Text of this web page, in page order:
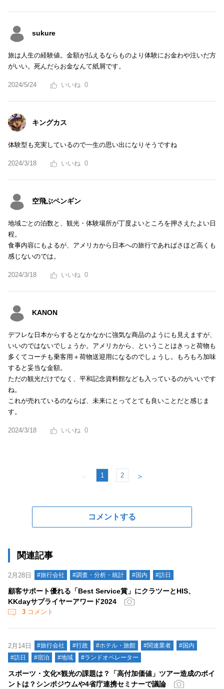
sukure
旅は人生の経験値。金額が払えるならものより体験にお金わや注いだ方
がいい。死んだらお金なんて紙屑です。
2024/5/24 0
キングカス
体験型も充実しているので一生の思い出になりそうですね
2024/3/18 0
空飛ぶペンギン
地域ごとの泊数と、観光・体験場所が丁度よいところを押さえたよい日
程。
食事内容にもよるが、アメリカから日本への旅行であればさほど高くも
感じないのでは。
2024/3/18 0
KANON
デフレな日本からするとなかなかに強気な商品のようにも見えますが、
いいのではないでしょうか。アメリカから、ということはきっと荷物も
多くてコーチも乗客用＋荷物送迎用になるのでしょうし。もろもろ加味
すると妥当な金額。
ただの観光だけでなく、平和記念資料館なども入っているのがいいです
ね。
これが売れているのならば、未来にとってとても良いことだと感じま
す。
2024/3/18 0
＜ 1 2 ＞
コメントする
関連記事
2月28日 #旅行会社 #調査・分析・統計 #国内 #訪日
顧客サポート優れる「Best Service賞」にクラツーとHIS、
KKdayサプライヤーアワード2024
3 コメント
2月14日 #旅行会社 #行政 #ホテル・旅館 #関連業者
#国内
#訪日
#宿泊 #地域 #ランドオペレーター
スポーツ・文化×観光の課題は？「高付加価値」ツアー造成のポイ
ントは？シンポジウムや4省庁連携セミナーで議論